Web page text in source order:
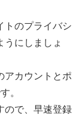
トのプライバシ
うにしましょ
アカウントとポ
。
ので、早速登録